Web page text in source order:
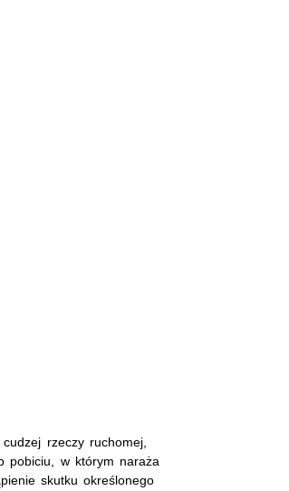
rzeczy ruchomej,
pobiciu, w którym naraża
skutku określonego